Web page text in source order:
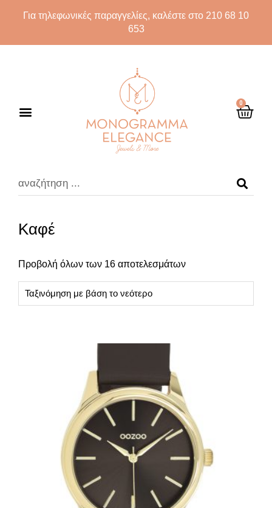
Για τηλεφωνικές παραγγελίες, καλέστε στο 210 68 10
653
0
Καφέ
Προβολή όλων των 16 αποτελεσμάτων